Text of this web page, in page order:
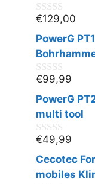
0
v
o
n
€129,00
PowerG
0
v
o
n
€99,99
PowerG
multi tool
0
v
o
n
€49,99
Cecotec
mobiles